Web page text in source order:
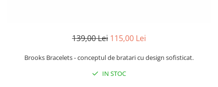
139,00 Lei 115,00 Lei
Brooks Bracelets - conceptul de bratari cu design sofisticat.
IN STOC